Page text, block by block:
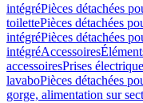
intégréPièces détachées
toilettePièces détachées
intégréPièces détachées
intégréAccessoires
accessoiresPrises
lavaboPièces détachées
gorge, alimentation sur